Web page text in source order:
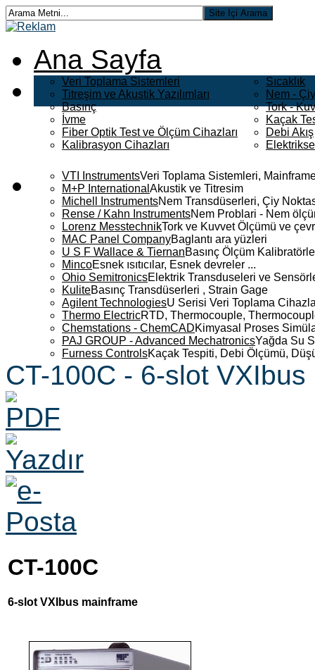
Ana Sayfa
Veri Toplama Sistemleri
Titreşim ve Akustik Yazılımları
Basınç
İvme
Fiber Optik Test ve Ölçüm Cihazları
Kalibrasyon Cihazları
Sıcaklık
Nem -
Tork -
Kaçak
Debi Akış
VTI InstrumentsVeri Toplama Sistemleri,
M+P International Akustik ve Titresim
Michell InstrumentsNem Transdüserleri, Çiy
Rense / Kahn InstrumentsNem Problari - Nem
Lorenz MesstechnikTork ve Kuvvet Ölçümü ve
MAC Panel CompanyBaglantı ara yüzleri
U S F Wallace & TiernanBasınç Ölçüm
MincoEsnek ısıtıcılar, Esnek devreler ...
Ohio SemitronicsElektrik Transduseleri ve
KuliteBasınç Transdüserleri , Strain Gage
Agilent TechnologiesU Serisi Veri Toplama
Thermo ElectricRTD, Thermocouple,
Chemstations - ChemCADKimyasal Proses
PAJ GROUP - Advanced MechatronicsYağda Su
Furness ControlsKaçak Tespiti, Debi Ölçümü,
CT-100C - 6-slot
CT-100C
6-slot VXIbus mainframe